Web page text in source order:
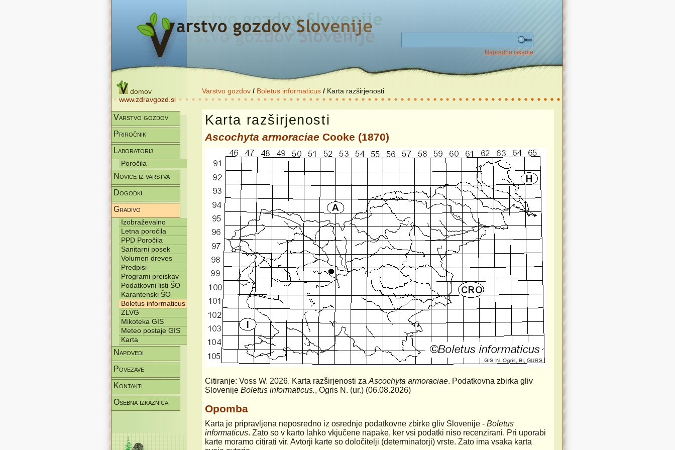
Napredno iskanje
domov
www.zdravgozd.si
Varstvo gozdov / Boletus informaticus / Karta razširjenosti
Varstvo gozdov
Priročnik
Laboratorij
Poročila
Novice iz varstva
Dogodki
Gradivo
Izobraževalno
Letna poročila
PPD Poročila
Sanitarni posek
Volumen dreves
Predpisi
Programi preiskav
Podatkovni listi ŠO
Karantenski ŠO
Boletus informaticus
ZLVG
Mikoteka GIS
Meteo postaje GIS
Karta
Napovedi
Povezave
Kontakti
Osebna izkaznica
Karta razširjenosti
Ascochyta armoraciae Cooke (1870)
Citiranje: Voss W. 2026. Karta razširjenosti za Ascochyta armoraciae. Podatkovna zbirka gliv
Slovenije Boletus informaticus., Ogris N. (ur.) (06.08.2026)
Opomba
Karta je pripravljena neposredno iz osrednje podatkovne zbirke gliv Slovenije - Boletus
informaticus. Zato so v karto lahko vkjučene napake, ker vsi podatki niso recenzirani. Pri uporabi
karte moramo citirati vir. Avtorji karte so določitelji (determinatorji) vrste. Zato ima vsaka karta